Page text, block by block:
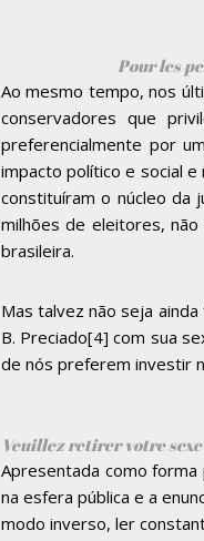
Pour les personnes
Ao mesmo tempo, nos
conservadores que
preferencialmente por
impacto político e social
constituíram o núcleo da
milhões de eleitores,
brasileira.
Mas talvez não seja
B. Preciado[4] com sua
de nós preferem investir
Veuillez retirer votre
Apresentada como
na esfera pública e a
modo inverso, ler